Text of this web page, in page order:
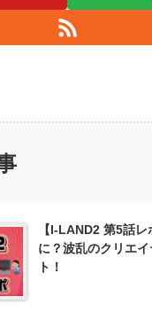
【I-LAND2 第5話
に？波乱のクリエ
ト！